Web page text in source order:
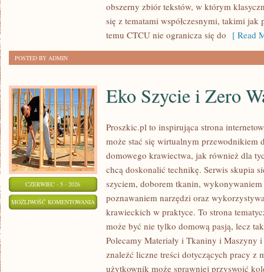
obszerny zbiór tekstów, w którym
się z tematami współczesnymi, takimi
temu CTCU nie ogranicza się do [ Read
POSTED BY ADMIN
CZERWIEC - 5 - 2026
MOŻLIWOŚĆ KOMENTOWANIA
SZYCIE
ZERO
WASTE
Eko Szycie i Zero
Proszkic.pl to inspirująca strona
może stać się wirtualnym przewodnikiem
domowego krawiectwa, jak również dla
chcą doskonalić technikę. Serwis skupia
szyciem, doborem tkanin,
poznawaniem narzędzi oraz
krawieckich w praktyce. To strona
może być nie tylko domową pasją, lecz
Polecamy Materiały i Tkaniny i Maszyny
znaleźć liczne treści dotyczących pracy z
użytkownik może sprawniej przyswoić